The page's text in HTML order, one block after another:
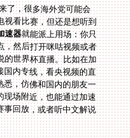
了，很多海外党可能会
看比赛，但还是想听到
速器就能派上用场：你只
需要打开加速器，连接国内节点，然后打开咪咕视频或者
央视频，就能实时观看中文解说的世界杯直播。比如在加
国内专线，看央视频的直
清晰流畅，解说亲切熟悉，仿佛和国内的朋友一
样。即使你在墨西哥的现场附近，也能通过加速
内平台，补看错过的赛事回放，或者听中文解说